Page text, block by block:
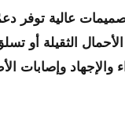
عالية
الثقيلة أو
والإجهاد